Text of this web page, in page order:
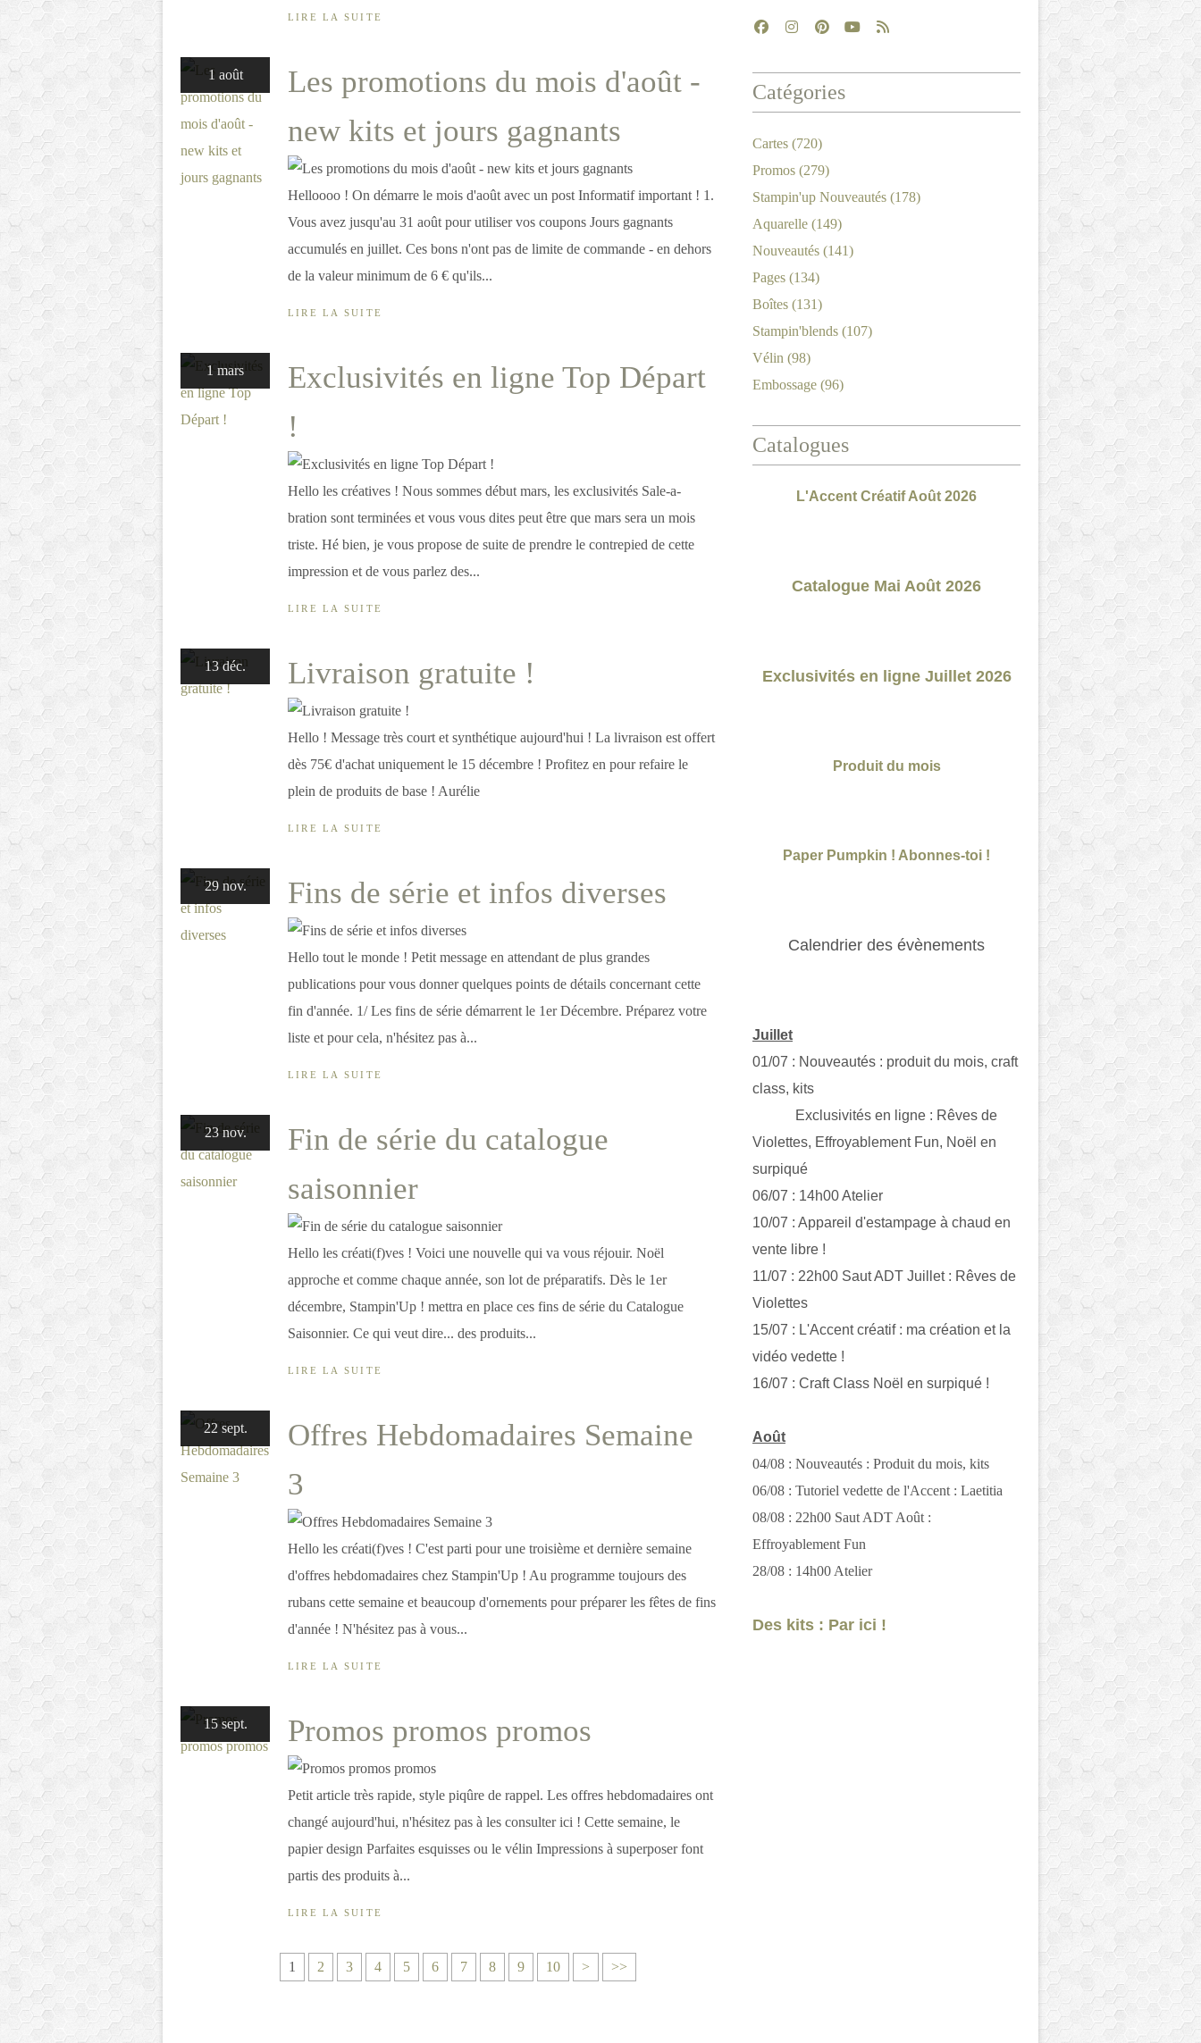
LIRE LA SUITE
1 août
Les promotions du mois d'août -
new kits et jours gagnants
Helloooo ! On démarre le mois d'août avec un post Informatif important ! 1.
Vous avez jusqu'au 31 août pour utiliser vos coupons Jours gagnants
accumulés en juillet. Ces bons n'ont pas de limite de commande - en dehors
de la valeur minimum de 6 € qu'ils...
LIRE LA SUITE
1 mars
Exclusivités en ligne Top Départ
!
Hello les créatives ! Nous sommes début mars, les exclusivités Sale-a-
bration sont terminées et vous vous dites peut être que mars sera un mois
triste. Hé bien, je vous propose de suite de prendre le contrepied de cette
impression et de vous parlez des...
LIRE LA SUITE
13 déc. Livraison gratuite !
Hello ! Message très court et synthétique aujourd'hui ! La livraison est offert
dès 75€ d'achat uniquement le 15 décembre ! Profitez en pour refaire le
plein de produits de base ! Aurélie
LIRE LA SUITE
29 nov. Fins de série et infos diverses
Hello tout le monde ! Petit message en attendant de plus grandes
publications pour vous donner quelques points de détails concernant cette
fin d'année. 1/ Les fins de série démarrent le 1er Décembre. Préparez votre
liste et pour cela, n'hésitez pas à...
LIRE LA SUITE
23 nov.
Fin de série du catalogue
saisonnier
Hello les créati(f)ves ! Voici une nouvelle qui va vous réjouir. Noël
approche et comme chaque année, son lot de préparatifs. Dès le 1er
décembre, Stampin'Up ! mettra en place ces fins de série du Catalogue
Saisonnier. Ce qui veut dire... des produits...
LIRE LA SUITE
22 sept.
Offres Hebdomadaires Semaine
3
Hello les créati(f)ves ! C'est parti pour une troisième et dernière semaine
d'offres hebdomadaires chez Stampin'Up ! Au programme toujours des
rubans cette semaine et beaucoup d'ornements pour préparer les fêtes de fins
d'année ! N'hésitez pas à vous...
LIRE LA SUITE
15 sept. Promos promos promos
Petit article très rapide, style piqûre de rappel. Les offres hebdomadaires ont
changé aujourd'hui, n'hésitez pas à les consulter ici ! Cette semaine, le
papier design Parfaites esquisses ou le vélin Impressions à superposer font
partis des produits à...
LIRE LA SUITE
1 2 3 4 5 6 7 8 9 10
2
> >>
Catégories
Cartes (720)
Promos (279)
Stampin'up Nouveautés (178)
Aquarelle (149)
Nouveautés (141)
Pages (134)
Boîtes (131)
Stampin'blends (107)
Vélin (98)
Embossage (96)
Catalogues
L'Accent Créatif Août 2026
Catalogue Mai Août 2026
Exclusivités en ligne Juillet 2026
Produit du mois
Paper Pumpkin ! Abonnes-toi !
Calendrier des évènements
Juillet
01/07 : Nouveautés : produit du mois, craft
class, kits
Exclusivités en ligne : Rêves de
Violettes, Effroyablement Fun, Noël en
surpiqué
06/07 : 14h00 Atelier
10/07 : Appareil d'estampage à chaud en
vente libre !
11/07 : 22h00 Saut ADT Juillet : Rêves de
Violettes
15/07 : L'Accent créatif : ma création et la
vidéo vedette !
16/07 : Craft Class Noël en surpiqué !
Août
04/08 : Nouveautés : Produit du mois, kits
06/08 : Tutoriel vedette de l'Accent : Laetitia
08/08 : 22h00 Saut ADT Août :
Effroyablement Fun
28/08 : 14h00 Atelier
Des kits : Par ici !